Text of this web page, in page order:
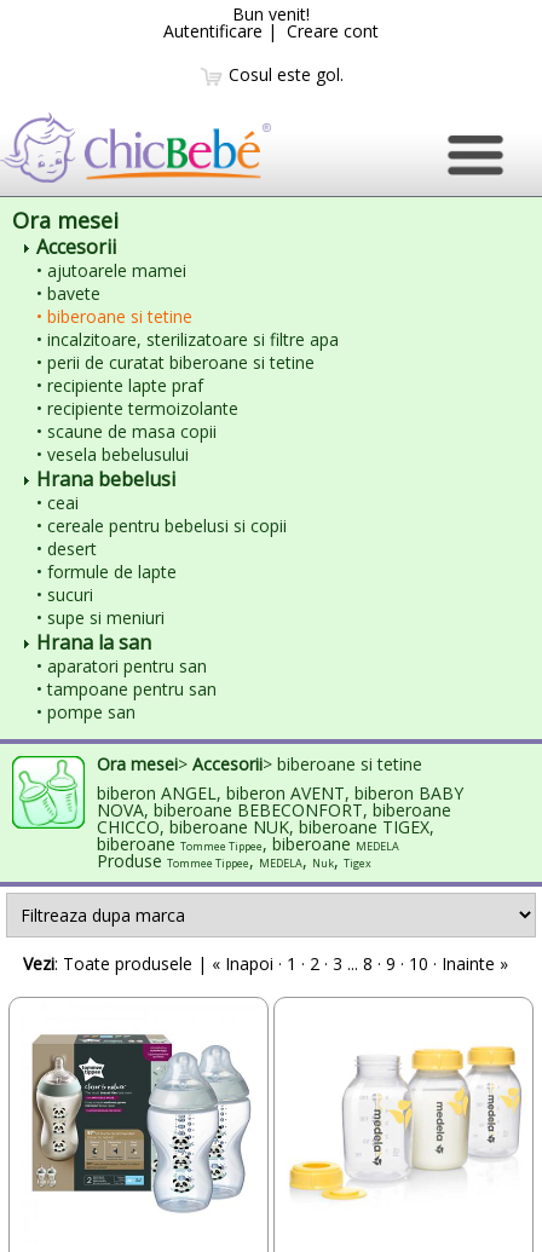
Bun venit!
Autentificare | Creare cont
Cosul este gol.
Ora mesei
Accesorii
• ajutoarele mamei
• bavete
• biberoane si tetine
• incalzitoare, sterilizatoare si filtre apa
• perii de curatat biberoane si tetine
• recipiente lapte praf
• recipiente termoizolante
• scaune de masa copii
• vesela bebelusului
Hrana bebelusi
• ceai
• cereale pentru bebelusi si copii
• desert
• formule de lapte
• sucuri
• supe si meniuri
Hrana la san
• aparatori pentru san
• tampoane pentru san
• pompe san
Ora mesei> Accesorii> biberoane si tetine
biberon ANGEL, biberon AVENT, biberon BABY
NOVA, biberoane BEBECONFORT, biberoane
CHICCO, biberoane NUK, biberoane TIGEX,
biberoane Tommee Tippee, biberoane MEDELA
Produse Tommee Tippee, MEDELA, Nuk, Tigex
Vezi: Toate produsele | « Inapoi · 1 · 2 · 3 ... 8 · 9 · 10 · Inainte »